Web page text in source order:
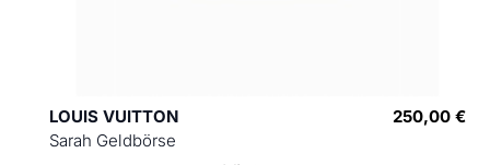
LOUIS VUITTON
Sarah Geldbörse
250,00 €